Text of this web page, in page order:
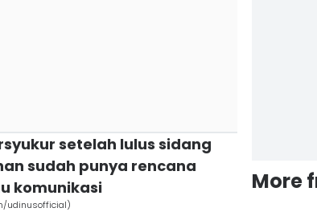
setelah lulus sidang
sudah punya rencana
komunikasi
udinusofficial)
More